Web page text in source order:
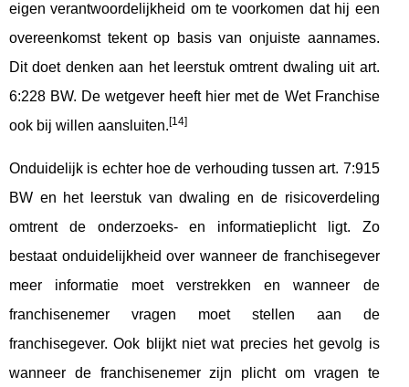
eigen verantwoordelijkheid om te voorkomen dat hij een
overeenkomst tekent op basis van onjuiste aannames.
Dit doet denken aan het leerstuk omtrent dwaling uit art.
6:228 BW. De wetgever heeft hier met de Wet Franchise
ook bij willen aansluiten.[14]
Onduidelijk is echter hoe de verhouding tussen art. 7:915
BW en het leerstuk van dwaling en de risicoverdeling
omtrent de onderzoeks- en informatieplicht ligt. Zo
bestaat onduidelijkheid over wanneer de franchisegever
meer informatie moet verstrekken en wanneer de
franchisenemer vragen moet stellen aan de
franchisegever. Ook blijkt niet wat precies het gevolg is
wanneer de franchisenemer zijn plicht om vragen te